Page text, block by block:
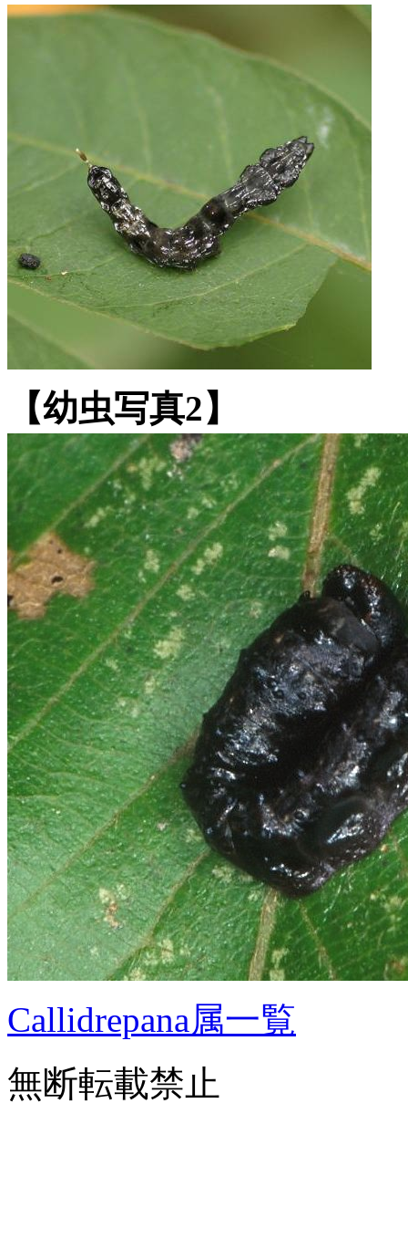
【幼虫写真2】
Callidrepana属一覧
無断転載禁止